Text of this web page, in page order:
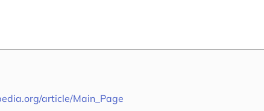
article/Main_Page